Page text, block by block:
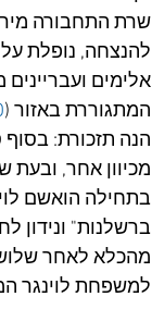
שרת התחבורה
אלימים
המתגוררת באזור (
מכיוון אחר,
בתחילה הואשם
ברשלנות" ונידון
מהכלא לאחר
למשפחת לוינגר